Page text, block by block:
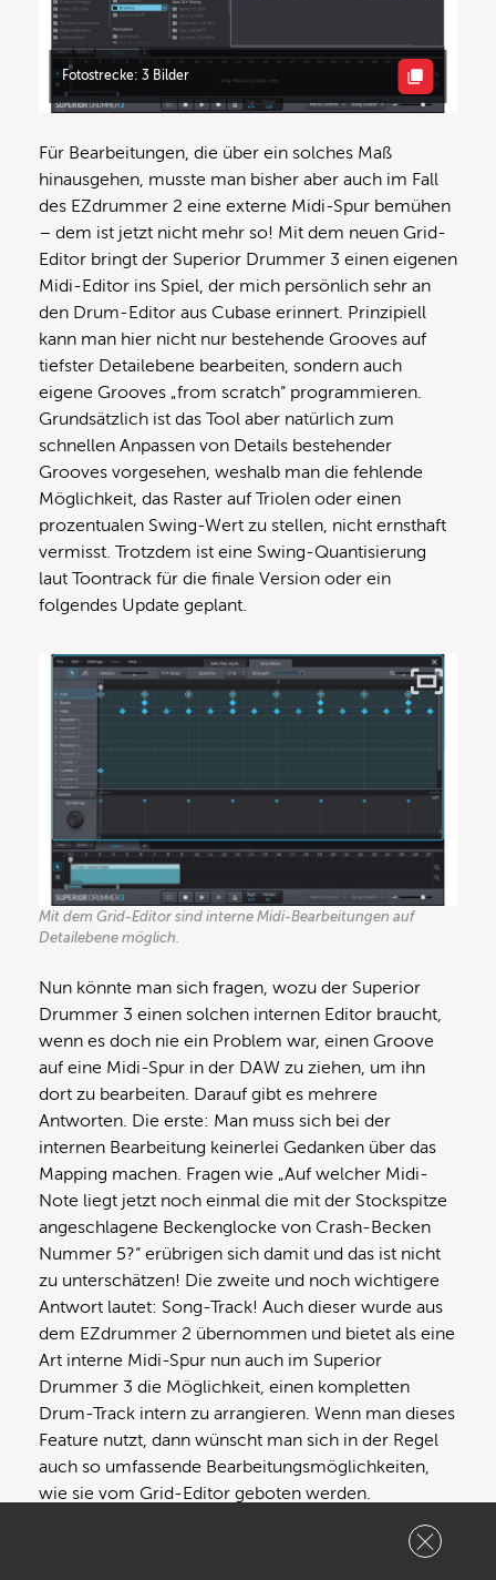
Fotostrecke: 3 Bilder
Für Bearbeitungen, die über ein solches Maß
hinausgehen, musste man bisher aber auch im Fall
des EZdrummer 2 eine externe Midi-Spur bemühen
– dem ist jetzt nicht mehr so! Mit dem neuen Grid-
Editor bringt der Superior Drummer 3 einen eigenen
Midi-Editor ins Spiel, der mich persönlich sehr an
den Drum-Editor aus Cubase erinnert. Prinzipiell
kann man hier nicht nur bestehende Grooves auf
tiefster Detailebene bearbeiten, sondern auch
eigene Grooves „from scratch“ programmieren.
Grundsätzlich ist das Tool aber natürlich zum
schnellen Anpassen von Details bestehender
Grooves vorgesehen, weshalb man die fehlende
Möglichkeit, das Raster auf Triolen oder einen
prozentualen Swing-Wert zu stellen, nicht ernsthaft
vermisst. Trotzdem ist eine Swing-Quantisierung
laut Toontrack für die finale Version oder ein
folgendes Update geplant.
Mit dem Grid-Editor sind interne Midi-Bearbeitungen auf
Detailebene möglich.
Nun könnte man sich fragen, wozu der Superior
Drummer 3 einen solchen internen Editor braucht,
wenn es doch nie ein Problem war, einen Groove
auf eine Midi-Spur in der DAW zu ziehen, um ihn
dort zu bearbeiten. Darauf gibt es mehrere
Antworten. Die erste: Man muss sich bei der
internen Bearbeitung keinerlei Gedanken über das
Mapping machen. Fragen wie „Auf welcher Midi-
Note liegt jetzt noch einmal die mit der Stockspitze
angeschlagene Beckenglocke von Crash-Becken
Nummer 5?“ erübrigen sich damit und das ist nicht
zu unterschätzen! Die zweite und noch wichtigere
Antwort lautet: Song-Track! Auch dieser wurde aus
dem EZdrummer 2 übernommen und bietet als eine
Art interne Midi-Spur nun auch im Superior
Drummer 3 die Möglichkeit, einen kompletten
Drum-Track intern zu arrangieren. Wenn man dieses
Feature nutzt, dann wünscht man sich in der Regel
auch so umfassende Bearbeitungsmöglichkeiten,
wie sie vom Grid-Editor geboten werden.